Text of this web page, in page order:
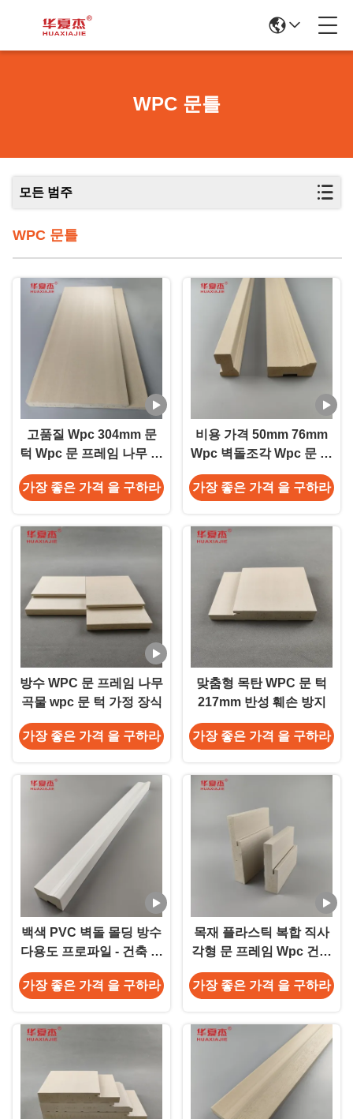
WPC 문틀
모든 범주
WPC 문틀
고품질 Wpc 304mm 문
턱 Wpc 문 프레임 나무 곡
물 패턴
가장 좋은 가격 을 구하라
비용 가격 50mm 76mm
Wpc 벽돌조각 Wpc 문 프
레임 나무 곡물 외관 장식
가장 좋은 가격 을 구하라
방수 WPC 문 프레임 나무
곡물 wpc 문 턱 가정 장식
가장 좋은 가격 을 구하라
맞춤형 목탄 WPC 문 턱
217mm 반성 훼손 방지
가장 좋은 가격 을 구하라
백색 PVC 벽돌 몰딩 방수
다용도 프로파일 - 건축 자
재
가장 좋은 가격 을 구하라
목재 플라스틱 복합 직사
각형 문 프레임 Wpc 건물
건설용
가장 좋은 가격 을 구하라